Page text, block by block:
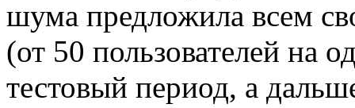
шума предложила всем
(от 50 пользователей на
тестовый период, а